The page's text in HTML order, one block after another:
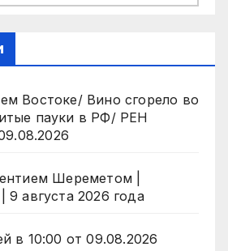
Востоке/ Вино сгорело во
пауки в РФ/ РЕН
Шереметом |
августа 2026 года
в 10:00 от 09.08.2026